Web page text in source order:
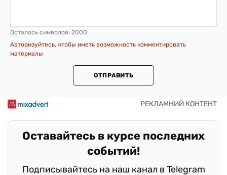
Осталось символов: 2000
Авторизуйтесь, чтобы иметь возможность комментировать
материалы
ОТПРАВИТЬ
Оставайтесь в курсе последних
событий!
Подписывайтесь на наш канал в Telegram